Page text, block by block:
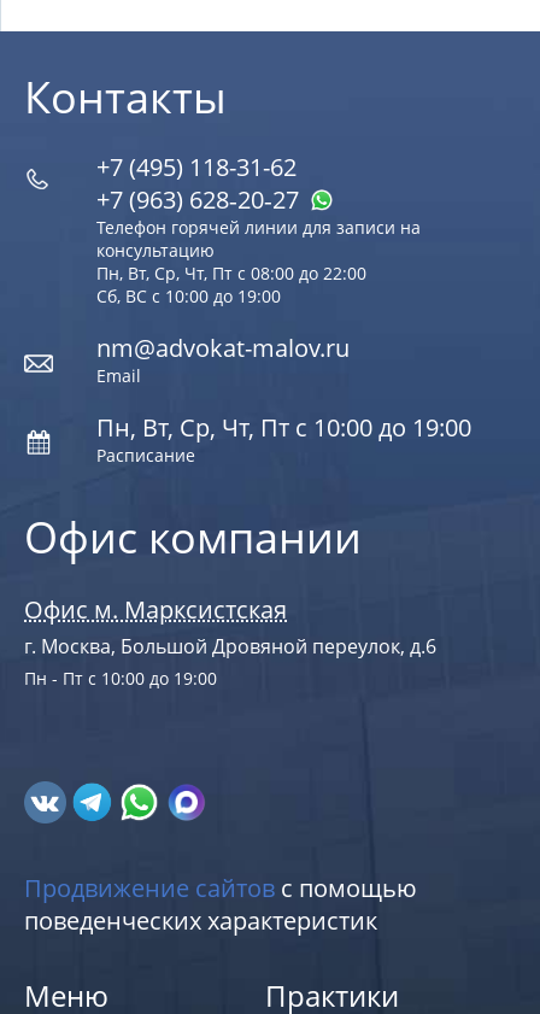
Офис компании
Офис м. Марксистская
г. Москва, Большой Дровяной переулок, д.6
Пн - Пт с 10:00 до 19:00
Контакты
+7 (495) 118-31-62
+7 (963) 628‑20‑27
Телефон горячей линии для записи на
консультацию
Пн, Вт, Ср, Чт, Пт с 08:00 до 22:00
Сб, ВС с 10:00 до 19:00
nm@advokat-malov.ru
Email
Пн, Вт, Ср, Чт, Пт с 10:00 до 19:00
Расписание
Продвижение сайтов с помощью
поведенческих характеристик
Меню Практики